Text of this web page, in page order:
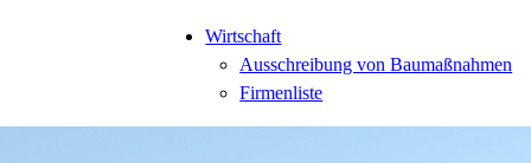
Wirtschaft
Ausschreibung von Baumaßnahmen
Firmenliste